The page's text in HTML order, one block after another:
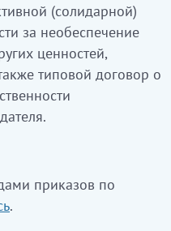
(солидарной)
за необеспечение
ценностей,
типовой договор о
приказов по
.